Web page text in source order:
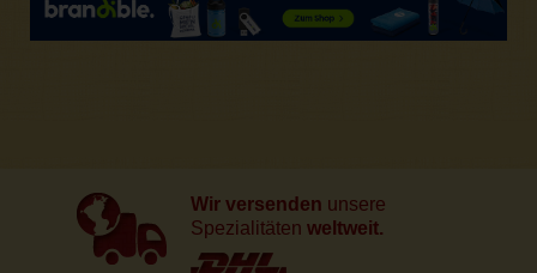
Wir versenden unsere
Spezialitäten weltweit.